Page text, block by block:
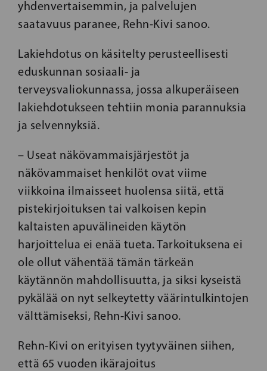
yhdenvertaisemmin, ja palvelujen
saatavuus paranee, Rehn-Kivi sanoo.
Lakiehdotus on käsitelty perusteellisesti
eduskunnan sosiaali- ja
terveysvaliokunnassa, jossa alkuperäiseen
lakiehdotukseen tehtiin monia parannuksia
ja selvennyksiä.
– Useat näkövammaisjärjestöt ja
näkövammaiset henkilöt ovat viime
viikkoina ilmaisseet huolensa siitä, että
pistekirjoituksen tai valkoisen kepin
kaltaisten apuvälineiden käytön
harjoittelua ei enää tueta. Tarkoituksena ei
ole ollut vähentää tämän tärkeän
käytännön mahdollisuutta, ja siksi kyseistä
pykälää on nyt selkeytetty väärintulkintojen
välttämiseksi, Rehn-Kivi sanoo.
Rehn-Kivi on erityisen tyytyväinen siihen,
että 65 vuoden ikärajoitus